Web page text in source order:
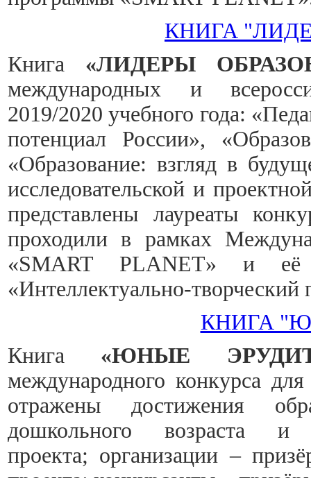
КНИГА
Книга «ЛИДЕРЫ
международных и
2019/2020 учебного года:
потенциал России»,
«Образование: взгляд в
исследовательской и
представлены лауреаты
проходили в рамках
«SMART PLANET» и её
«Интеллектуально-творческий
КНИГА
Книга «ЮНЫЕ
международного конкурса
отражены достижения
дошкольного возраста и
проекта; организации –